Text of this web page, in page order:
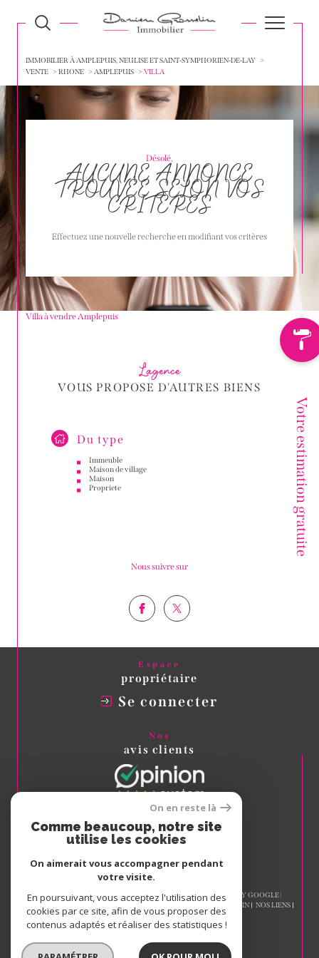
Votre estimation gratuite
IMMOBILIER À AMPLEPUIS, NEULISE ET SAINT-SYMPHORIEN-DE-LAY
VENTE
RHONE AMPLEPUIS VILLA
Désolé,
AUCUNE ANNONCE
TROUVÉE SELON VOS
CRITÈRES
Effectuez une nouvelle recherche en modifiant vos critères
Villa à vendre Amplepuis
L'agence
VOUS PROPOSE D'AUTRES BIENS
Du type
Immeuble
Maison de village
Maison
Propriete
Nous suivre sur
Espace
propriétaire
Se connecter
Nos
avis clients
Nous
adhérons
© 2026 | TOUS DROITS RÉSERVÉS | TRADUCTION POWERED BY GOOGLE |
NOS HONORAIRES
PLAN DU SITE ADMIN
NOS LIENS
POLITIQUE RGPD
COOKIES
On en reste là
Comme beaucoup, notre site
utilise les cookies
On aimerait vous accompagner pendant
votre visite.
En poursuivant, vous acceptez l'utilisation des
cookies par ce site, afin de vous proposer des
contenus adaptés et réaliser des statistiques !